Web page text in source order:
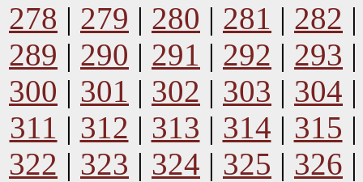
278 | 279 | 280 | 281 | 282
289 | 290 | 291 | 292 | 293
300 | 301 | 302 | 303 | 304
311 | 312 | 313 | 314 | 315
322 | 323 | 324 | 325 | 326